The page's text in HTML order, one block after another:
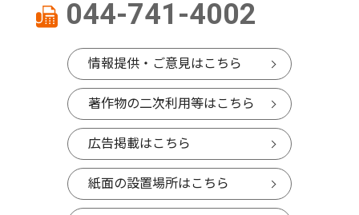
044-741-4002
情報提供・ご意見はこちら
著作物の二次利用等はこちら
広告掲載はこちら
紙面の設置場所はこちら